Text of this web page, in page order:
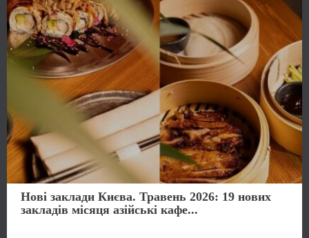
Нові заклади Києва. Травень 2026: 19 нових
закладів місяця азійські кафе...